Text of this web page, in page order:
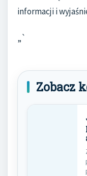
informacji i
„`
Zobacz